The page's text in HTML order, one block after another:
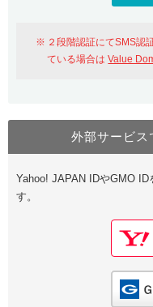
おすすめ One レンタ
Value
Google
GMO ID
※Amazon
Value
Google
GMO ID
２段階認証にてSMS認
ている場合はValue
外部サービス
Yahoo! JAPAN IDやGMO ID
す。